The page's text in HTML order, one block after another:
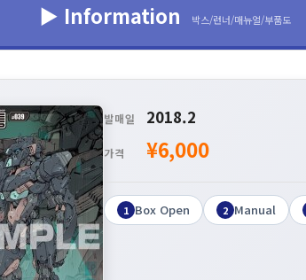
▶ Information 박스/런너/매뉴얼/부품도
발매일 2018.2
가격 ¥6,000
1 Box Open 2 Manual